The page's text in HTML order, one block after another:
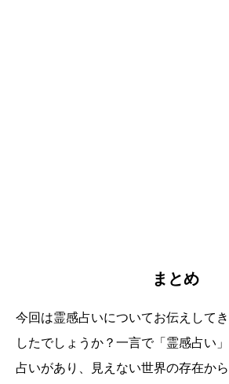
まとめ
今回は霊感占いについてお伝えして
したでしょうか？一言で「霊感占い
占いがあり、見えない世界の存在か